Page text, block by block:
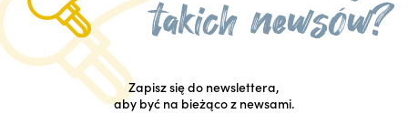
Zapisz się do newslettera,
aby być na bieżąco z newsami.